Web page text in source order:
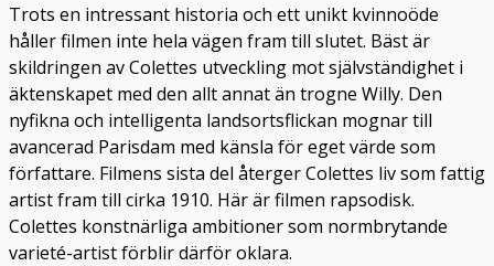
Trots en intressant historia och ett unikt kvinnoöde
håller filmen inte hela vägen fram till slutet. Bäst är
skildringen av Colettes utveckling mot självständighet i
äktenskapet med den allt annat än trogne Willy. Den
nyfikna och intelligenta landsortsflickan mognar till
avancerad Parisdam med känsla för eget värde som
författare. Filmens sista del återger Colettes liv som fattig
artist fram till cirka 1910. Här är filmen rapsodisk.
Colettes konstnärliga ambitioner som normbrytande
varieté-artist förblir därför oklara.